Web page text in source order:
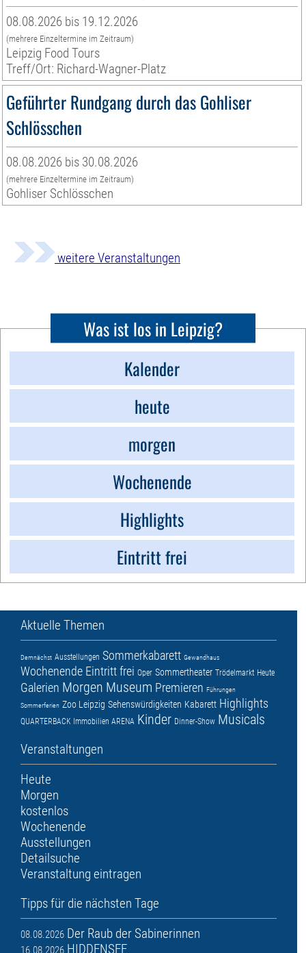
08.08.2026 bis 19.12.2026
(mehrere Einzeltermine im Zeitraum)
Leipzig Food Tours
Treff/Ort: Richard-Wagner-Platz
Geführter Rundgang durch das Gohliser
Schlösschen
08.08.2026 bis 30.08.2026
(mehrere Einzeltermine im Zeitraum)
Gohliser Schlösschen
weitere Veranstaltungen
Was ist los in Leipzig?
Kalender
heute
morgen
Wochenende
Highlights
Eintritt frei
Aktuelle Themen
Demnächst Ausstellungen Sommerkabarett Gewandhaus
Wochenende Eintritt frei Oper Sommertheater Trödelmarkt Heute
Galerien Morgen Museum Premieren Führungen
Sommerferien Zoo Leipzig Sehenswürdigkeiten Kabarett Highlights
QUARTERBACK Immobilien ARENA Kinder Dinner-Show Musicals
Veranstaltungen
Heute
Morgen
kostenlos
Wochenende
Ausstellungen
Detailsuche
Veranstaltung eintragen
Tipps für die nächsten Tage
08.08.2026 Der Raub der Sabinerinnen
16.08.2026 HIDDENSEE